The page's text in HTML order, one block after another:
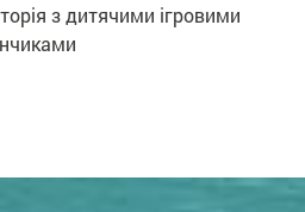
з дитячими ігровими